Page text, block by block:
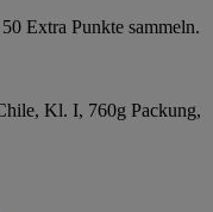
Extra Punkte sammeln.
Kl. I, 760g Packung,